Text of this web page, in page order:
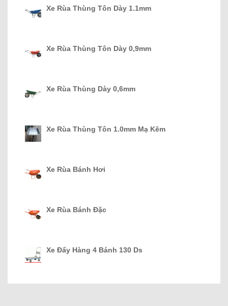
Xe Rùa Thùng Tôn Dày 1.1mm
Xe Rùa Thùng Tôn Dày 0,9mm
Xe Rùa Thùng Dày 0,6mm
Xe Rùa Thùng Tôn 1.0mm Mạ Kẽm
Xe Rùa Bánh Hơi
Xe Rùa Bánh Đặc
Xe Đẩy Hàng 4 Bánh 130 Ds